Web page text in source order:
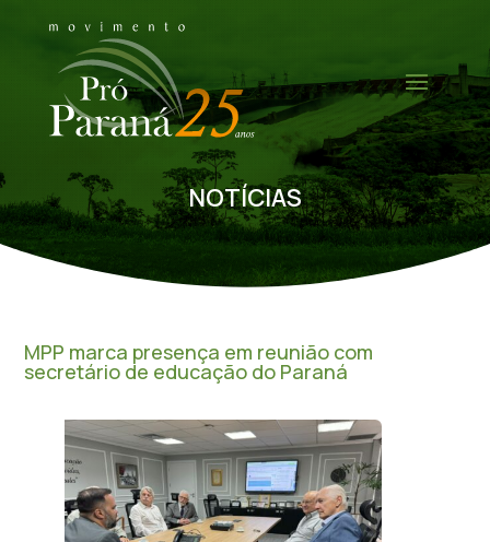
NOTÍCIAS
MPP marca presença em reunião com
secretário de educação do Paraná